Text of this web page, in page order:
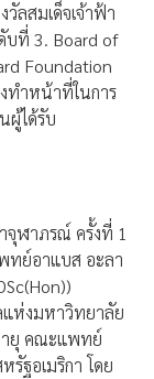
ลสมเด็จเจ้าฟ้า
บที่ 3. Board of
Foundation
ทำหน้าที่ในการ
ผู้ได้รับ
จุฬาภรณ์ ครั้งที่ 1
ทย์อาแบส อะลา
แห่งมหาวิทยาลัย
ายุ คณะแพทย์
ฐอเมริกา โดย